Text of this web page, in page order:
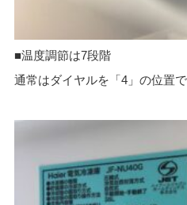
■温度調節は7段階
通常はダイヤルを「4」の位置で